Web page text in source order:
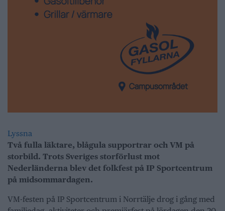
Lyssna
Två fulla läktare, blågula supportrar och VM på
storbild. Trots Sveriges storförlust mot
Nederländerna blev det folkfest på IP Sportcentrum
på midsommardagen.
VM-festen på IP Sportcentrum i Norrtälje drog i gång med